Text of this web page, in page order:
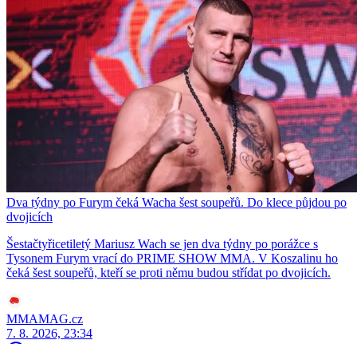
Dva týdny po Furym čeká Wacha šest soupeřů. Do klece půjdou po
dvojicích
Šestačtyřicetiletý Mariusz Wach se jen dva týdny po porážce s
Tysonem Furym vrací do PRIME SHOW MMA. V Koszalinu ho
čeká šest soupeřů, kteří se proti němu budou střídat po dvojicích.
MMAMAG.cz
7. 8. 2026, 23:34